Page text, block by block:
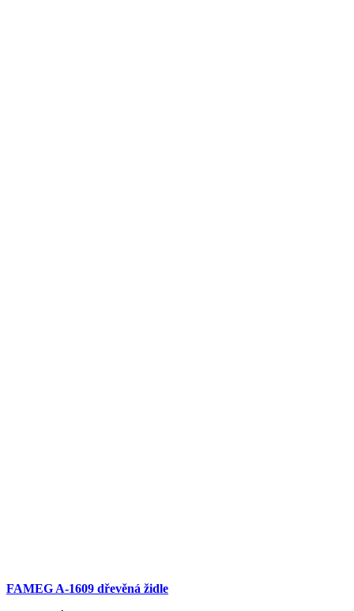
FAMEG A-1609 dřevěná židle